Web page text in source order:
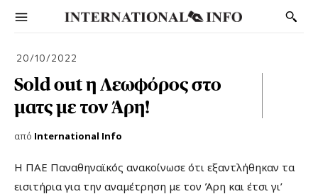
20/10/2022
Sold out η Λεωφόρος στο
ματς με τον Άρη!
από International Info
Η ΠΑΕ Παναθηναϊκός ανακοίνωσε ότι εξαντλήθηκαν τα
εισιτήρια για την αναμέτρηση με τον Άρη και έτσι γι’